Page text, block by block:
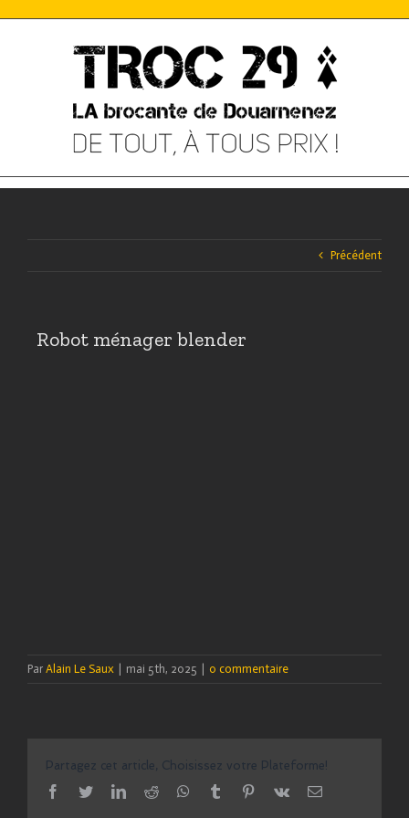
Précédent
Robot ménager blender
Par Alain Le Saux mai 5th, 2025 0 commentaire
Partagez cet article, Choisissez votre Plateforme!
facebook
twitterlinkedinreddit whatsapptumblr pinterest
vk Email